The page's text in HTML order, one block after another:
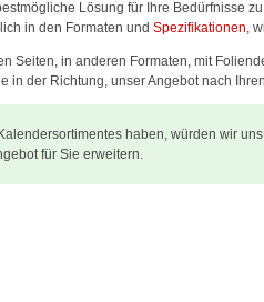
Lösung für Ihre Bedürfnisse
in den Formaten und Spezifikationen,
Seiten, in anderen Formaten, mit
der Richtung, unser Angebot nach
haben, würden wir
für Sie erweitern.